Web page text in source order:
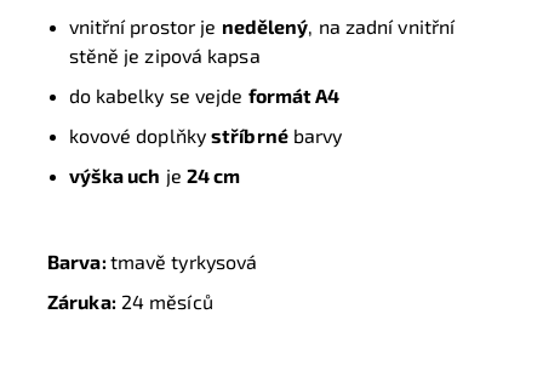
vnitřní prostor je nedělený, na zadní vnitřní
stěně je zipová kapsa
do kabelky se vejde formát A4
kovové doplňkystříbrnébarvy
výška uch je 24 cm
Barva:tmavě tyrkysová
Záruka:24 měsíců